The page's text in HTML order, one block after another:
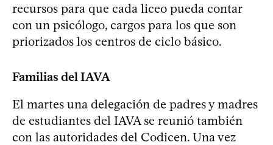
recursos para que cada liceo pueda contar
con un psicólogo, cargos para los que son
priorizados los centros de ciclo básico.
Familias del IAVA
El martes una delegación de padres y madres
de estudiantes del IAVA se reunió también
con las autoridades del Codicen. Una vez